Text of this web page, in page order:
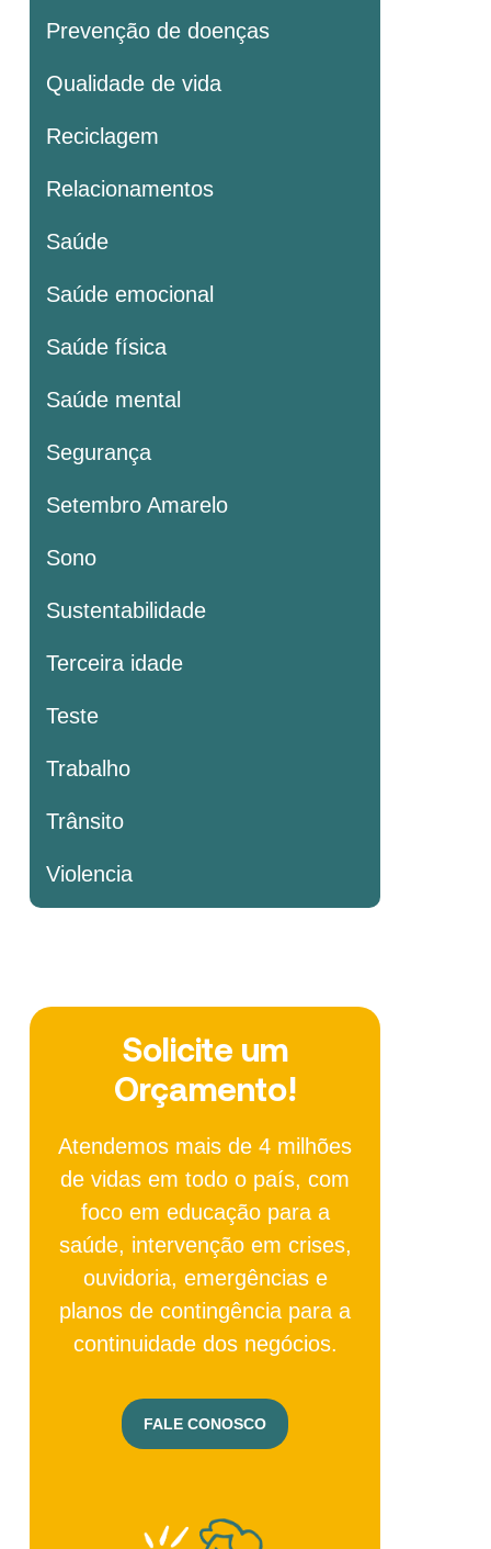
Prevenção de doenças
Qualidade de vida
Reciclagem
Relacionamentos
Saúde
Saúde emocional
Saúde física
Saúde mental
Segurança
Setembro Amarelo
Sono
Sustentabilidade
Terceira idade
Teste
Trabalho
Trânsito
Violencia
Solicite um
Orçamento!
Atendemos mais de 4 milhões
de vidas em todo o país, com
foco em educação para a
saúde, intervenção em crises,
ouvidoria, emergências e
planos de contingência para a
continuidade dos negócios.
FALE CONOSCO